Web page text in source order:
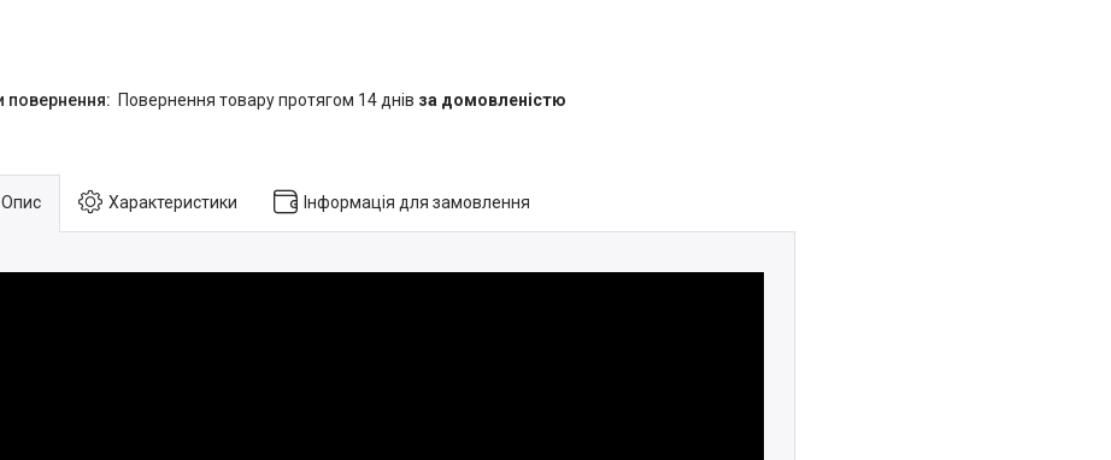
повернення товару протягом 14 днів за домовленістю
Опис Характеристики Інформація для замовлення